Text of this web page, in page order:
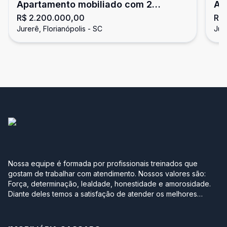
Apartamento mobiliado com 2
dormitórios Jurerê
R$ 2.200.000,00
Jurerê, Florianópolis - SC
Nossa equipe é formada por profissionais treinados que
gostam de trabalhar com atendimento. Nossos valores são:
Força, determinação, lealdade, honestidade e amorosidade.
Diante deles temos a satisfação de atender os melhores
pensando no conforto de uma casa. Sabe aquela que você